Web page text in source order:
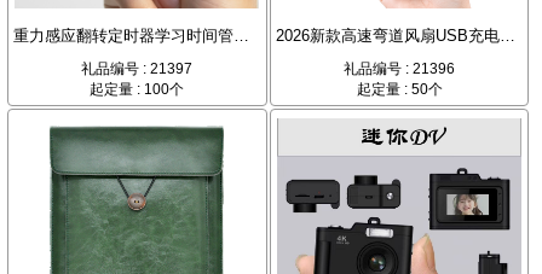
礼品编号 : 21397
起定量 : 100个
2026新款高速弯道风扇USB充电便携式大风力手持风扇
礼品编号 : 21396
起定量 : 50个